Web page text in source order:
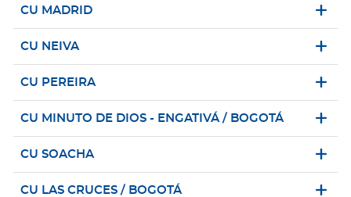
CU MADRID
CU NEIVA
CU PEREIRA
CU MINUTO DE DIOS - ENGATIVÁ / BOGOTÁ
CU SOACHA
CU LAS CRUCES / BOGOTÁ